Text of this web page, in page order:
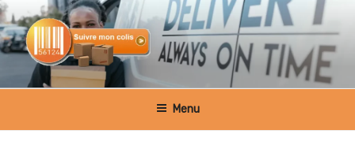
Aller
au
contenu
principal
SUIVRE MON COLIS BELGIQUE
Menu